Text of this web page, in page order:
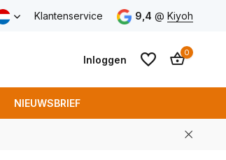
Klantenservice 9,4 @ Kiyoh
Inloggen
0
NIEUWSBRIEF